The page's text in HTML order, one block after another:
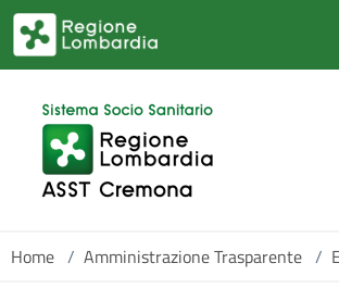
Salta al contenuto principale
Home / Amministrazione Trasparente /